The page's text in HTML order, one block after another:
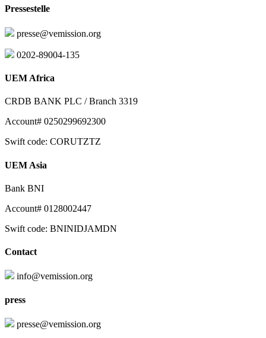
Pressestelle
presse@vemission.org
0202-89004-135
UEM Africa
CRDB BANK PLC / Branch 3319
Account# 0250299692300
Swift code: CORUTZTZ
UEM Asia
Bank BNI
Account# 0128002447
Swift code: BNINIDJAMDN
Contact
info@vemission.org
press
presse@vemission.org